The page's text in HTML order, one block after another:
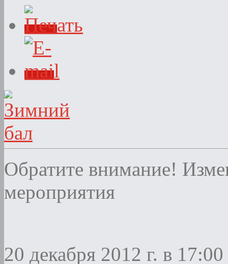
Обратите внимание!
мероприятия
20 декабря 2012 г. в